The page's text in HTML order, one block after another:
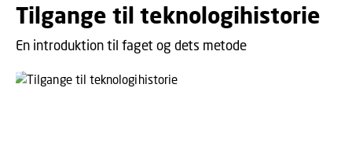
Tilgange til teknologihistorie
En introduktion til faget og dets metode